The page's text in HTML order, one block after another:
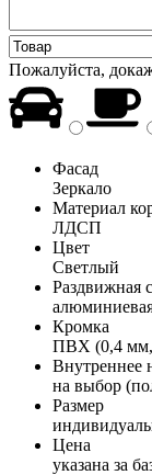
Пожалуйста,
Фасад
Зеркало
Материал
ЛДСП
Цвет
Светлый
Раздвижная
Кромка
ПВХ (0,4
Внутреннее
на выбор
Размер
Цена
указана за